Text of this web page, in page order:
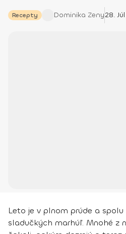
Recepty Dominika Zeny28.
Leto je v plnom prúde a
sladučkých marhúľ. Mnohé z